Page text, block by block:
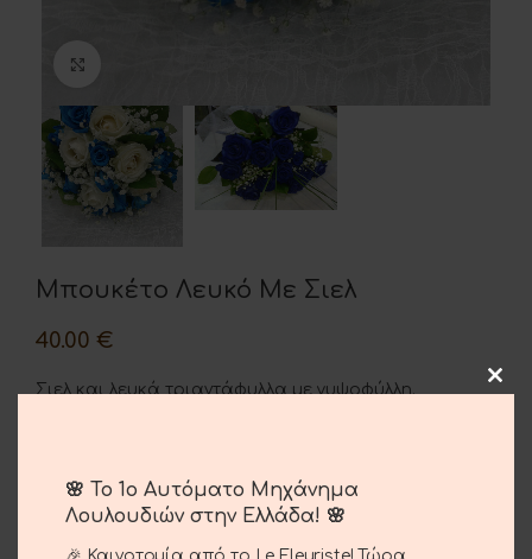
Μπουκέτο Λευκό Με Σιελ
40.00 €
Σιελ και λευκά τριαντάφυλλα με γυψοφύλλη.
ΠΡΟΣΘΉΚΗ ΣΤΟ ΚΑΛΆΘΙ
Αγαπημένο
🌸 Το 1ο Αυτόματο Μηχάνημα
Λουλουδιών στην Ελλάδα! 🌸